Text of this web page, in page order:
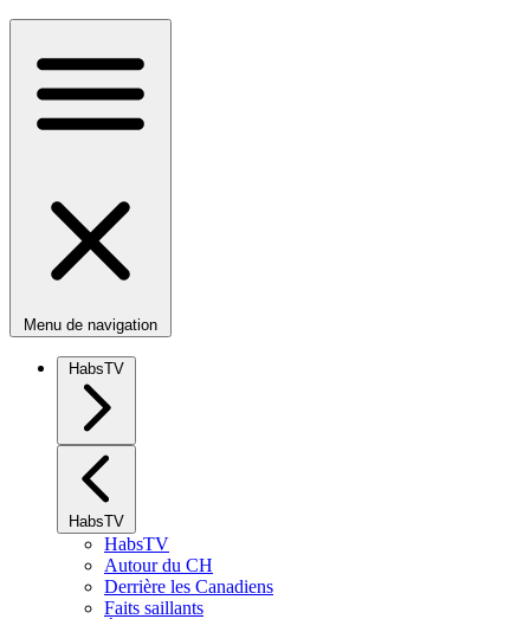
Menu de navigation
HabsTV
HabsTV
HabsTV
Autour du CH
Derrière les Canadiens
Faits saillants